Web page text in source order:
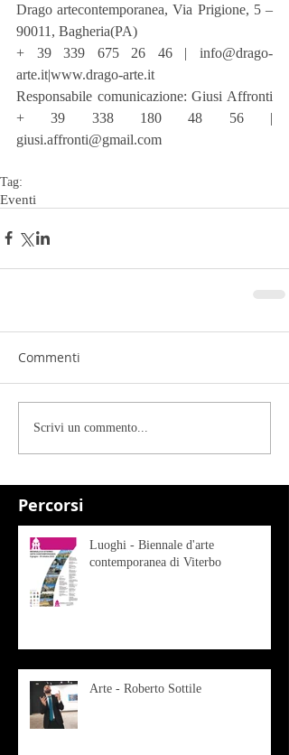
Percorsi
Drago artecontemporanea, Via Prigione, 5 –
90011, Bagheria(PA)
+ 39 339 675 26 46 | info@drago-
arte.it|www.drago-arte.it
Responsabile comunicazione: Giusi Affronti
+ 39 338 180 48 56 |
giusi.affronti@gmail.com
Tag:
Eventi
Commenti
Scrivi un commento...
Luoghi - Biennale d'arte
contemporanea di Viterbo
Arte - Roberto Sottile